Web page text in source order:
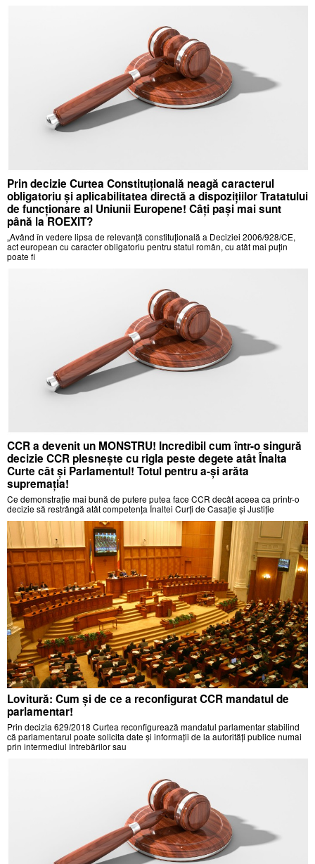
Prin decizie Curtea Constituțională neagă caracterul
obligatoriu și aplicabilitatea directă a dispozițiilor Tratatului
de funcționare al Uniunii Europene! Câți pași mai sunt
până la ROEXIT?
„Având în vedere lipsa de relevanță constituțională a Deciziei 2006/928/CE,
act european cu caracter obligatoriu pentru statul român, cu atât mai puțin
poate fi
CCR a devenit un MONSTRU! Incredibil cum într-o singură
decizie CCR plesnește cu rigla peste degete atât Înalta
Curte cât și Parlamentul! Totul pentru a-și arăta
supremația!
Ce demonstrație mai bună de putere putea face CCR decât aceea ca printr-o
decizie să restrângă atât competența Înaltei Curți de Casație și Justiție
Lovitură: Cum și de ce a reconfigurat CCR mandatul de
parlamentar!
Prin decizia 629/2018 Curtea reconfigurează mandatul parlamentar stabilind
că parlamentarul poate solicita date și informații de la autorități publice numai
prin intermediul întrebărilor sau